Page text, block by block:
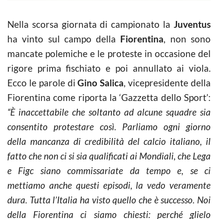
Nella scorsa giornata di campionato la Juventus
ha vinto sul campo della Fiorentina, non sono
mancate polemiche e le proteste in occasione del
rigore prima fischiato e poi annullato ai viola.
Ecco le parole diGino Salica, vicepresidente della
Fiorentina come riporta la ‘Gazzetta dello Sport’:
“È inaccettabile che soltanto ad alcune squadre sia
consentito protestare così. Parliamo ogni giorno
della mancanza di credibilità del calcio italiano, il
fatto che non ci si sia qualificati ai Mondiali, che Lega
e Figc siano commissariate da tempo e, se ci
mettiamo anche questi episodi, la vedo veramente
dura. Tutta l’Italia ha visto quello che è successo. Noi
della Fiorentina ci siamo chiesti: perché glielo